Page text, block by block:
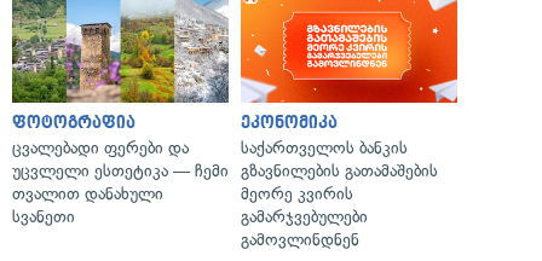
ფოტოგრაფია
ცვალებადი ფერები და
უცვლელი ესთეტიკა — ჩემი
თვალით დანახული
სვანეთი
ეკონომიკა
საქართველოს ბანკის
გზავნილების გათამაშების
მეორე კვირის
გამარჯვებულები
გამოვლინდნენ